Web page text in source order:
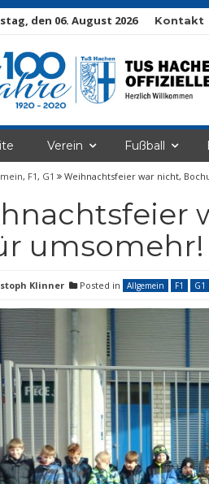
den 06. August 2026 Kontakt
Verein Fußball
, F1 , G1 Weihnachtsfeier war nicht,
umsomehr!
Klinner Posted in Allgemein F1 G1